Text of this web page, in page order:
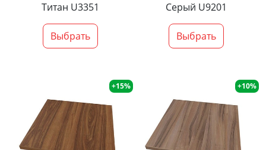
Титан U3351
Выбрать
Серый U9201
Выбрать
+15% +10%